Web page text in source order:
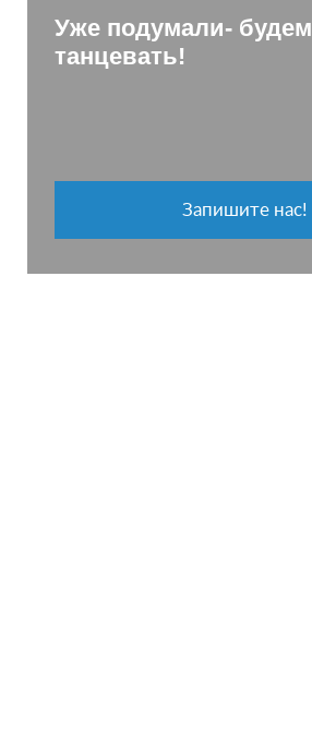
Уже подумали- будем
танцевать!
Запишите нас!